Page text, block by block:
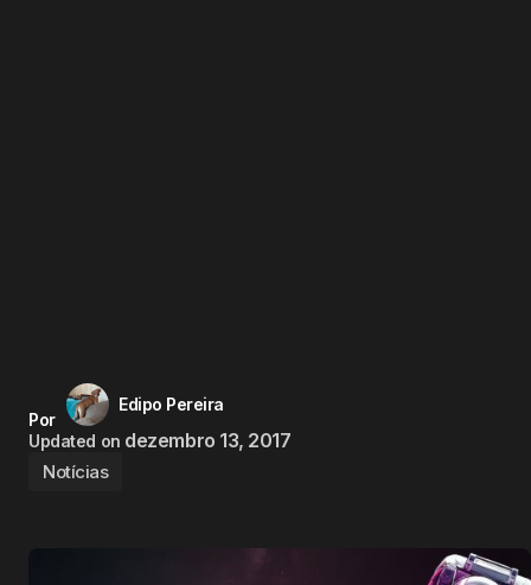
Por
Edipo Pereira
Updated on dezembro 13, 2017
Notícias